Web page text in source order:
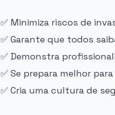
✅ Minimiza riscos de
✅ Garante que todos
✅ Demonstra
✅ Se prepara melhor
✅ Cria uma cultura de